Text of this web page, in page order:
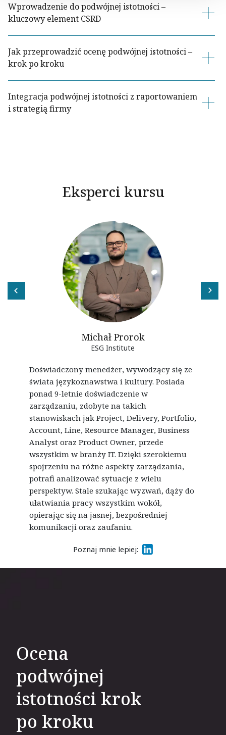
Wprowadzenie do podwójnej istotności –
kluczowy element CSRD
Jak przeprowadzić ocenę podwójnej istotności –
krok po kroku
Integracja podwójnej istotności z raportowaniem
i strategią firmy
Eksperci kursu
Michał Prorok
ESG Institute
Doświadczony menedżer, wywodzący się ze
świata językoznawstwa i kultury. Posiada
ponad 9-letnie doświadczenie w
zarządzaniu, zdobyte na takich
stanowiskach jak Project, Delivery, Portfolio,
Account, Line, Resource Manager, Business
Analyst oraz Product Owner, przede
wszystkim w branży IT. Dzięki szerokiemu
spojrzeniu na różne aspekty zarządzania,
potrafi analizować sytuacje z wielu
perspektyw. Stale szukając wyzwań, dąży do
ułatwiania pracy wszystkim wokół,
opierając się na jasnej, bezpośredniej
komunikacji oraz zaufaniu.
Poznaj mnie lepiej: Link do informacji o
Ocena
podwójnej
istotności krok
po kroku